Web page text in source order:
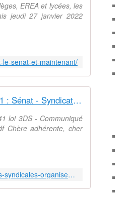
EREA et lycées, les
jeudi 27 janvier 2022
le-senat-et-maintenant/
Loi 3DS : les OS organisent un rassemblement le 27-01 : Sénat - Syndicat AetI-UNSA Académie Reims
loi 3DS - Communiqué
Chère adhérente, cher
http://www.aeti-ac-reims.com/2022/01/loi-3ds-les-organisations-syndicales-organisent-un-rassemblement-jeudi-devant-le-senat.html